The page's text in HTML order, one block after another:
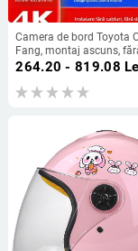
Camera de bord Toyota
Fang, montaj ascuns,
viziune nocturnă ultra
264.20 - 819.08